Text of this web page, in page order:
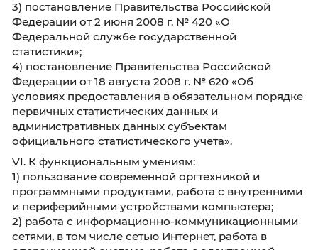
IV. К базовые умениям:
1) умение мыслить системно (стратегически);
2) умение планировать, рационально
служебное время и достигать результата;
3) навыки работы с законодательными и
нормативными актами;
4) коммуникативные умения.
V. К профессиональным знаниям в области
законодательства Российской Федерации:
1) Федеральный закон от 29 ноября 2007 г.
ФЗ «Об официальном статистическом учете
системе государственной статистики в
Федерации»;